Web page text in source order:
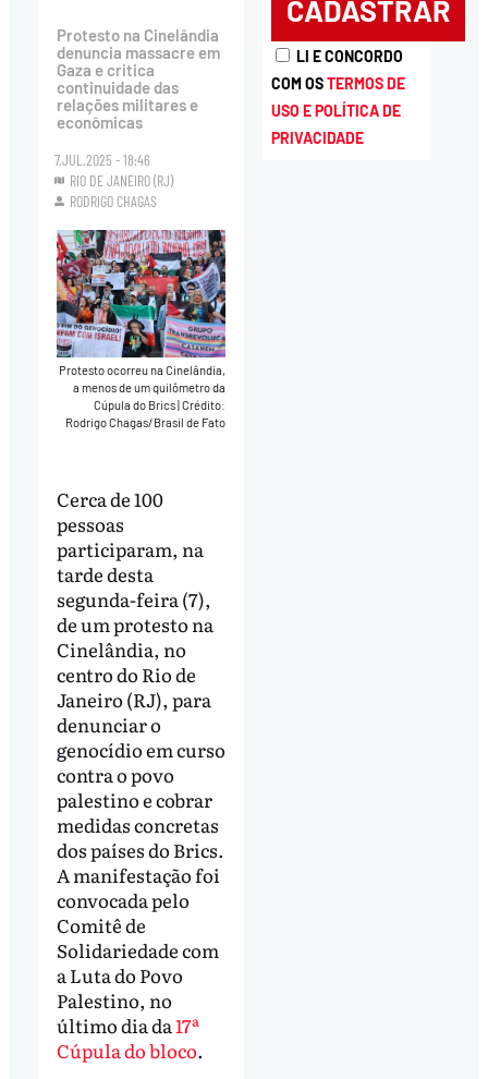
Protesto na Cinelândia
denuncia massacre em
Gaza e critica
continuidade das
relações militares e
econômicas
7.JUL.2025 - 18:46
RIO DE JANEIRO (RJ)
RODRIGO CHAGAS
Protesto ocorreu na Cinelândia,
a menos de um quilômetro da
Cúpula do Brics|Crédito:
Rodrigo Chagas/Brasil de Fato
Cerca de 100
pessoas
participaram, na
tarde desta
segunda-feira (7),
de um protesto na
Cinelândia, no
centro do Rio de
Janeiro (RJ), para
denunciar o
genocídio em curso
contra o povo
palestino e cobrar
medidas concretas
dos países do Brics.
A manifestação foi
convocada pelo
Comitê de
Solidariedade com
a Luta do Povo
Palestino, no
último dia da17ª
Cúpula do bloco.
LI E CONCORDO
COM OSTERMOS DE
USO E POLÍTICA DE
PRIVACIDADE